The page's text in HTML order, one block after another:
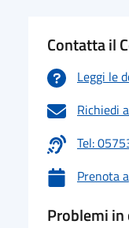
Contatta il
Leggi le
Richiedi
Tel:
Prenota
Problemi